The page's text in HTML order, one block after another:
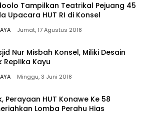
Tampilkan Teatrikal Pejuang 45
Upacara HUT RI di Konsel
Jumat, 17 Agustus 2018
Nur Misbah Konsel, Miliki Desain
Replika Kayu
Minggu, 3 Juni 2018
Perayaan HUT Konawe Ke 58
Lomba Perahu Hias